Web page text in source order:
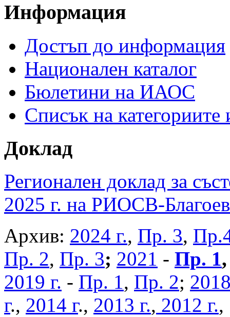
Информация
Достъп до информация
Национален каталог
Бюлетини на ИАОС
Списък на
Доклад
Регионален доклад за
2025 г. на РИОСВ-
Архив: 2024 г., Пр. 3,
Пр. 2, Пр. 3; 2021 - Пр. 1
2019 г. - Пр. 1, Пр. 2;
г., 2014 г., 2013 г., 2012 г.